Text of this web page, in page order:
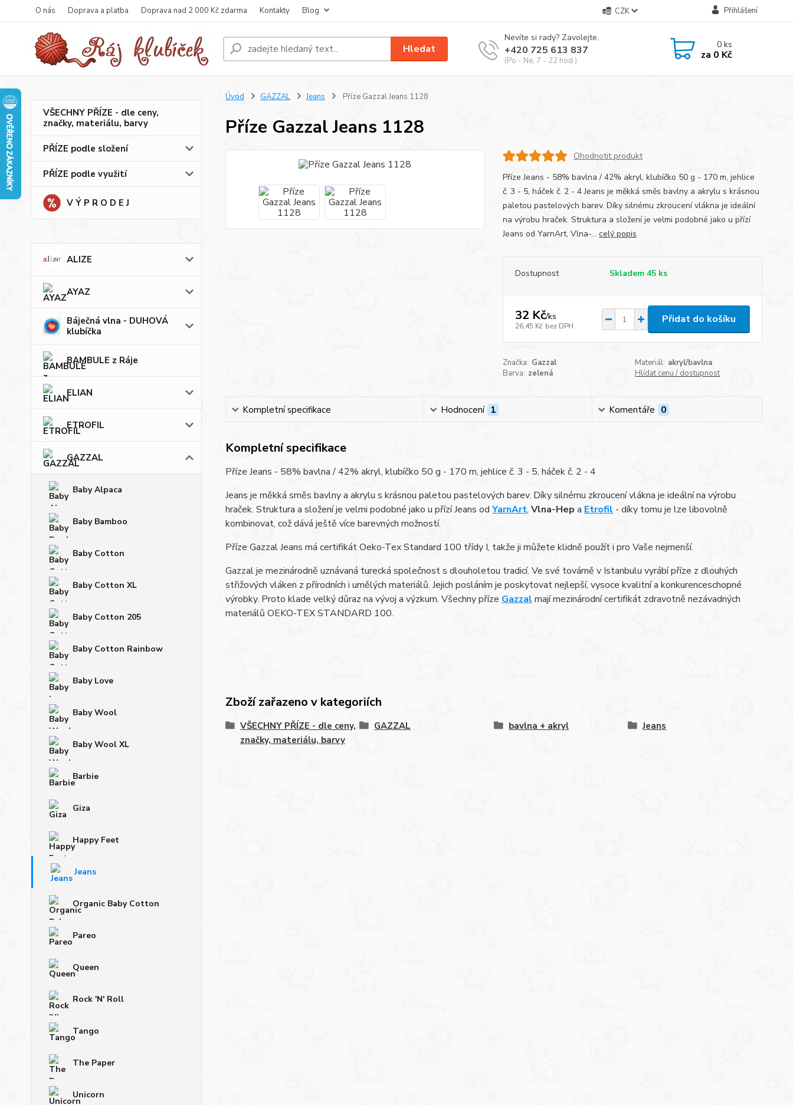
O nás Doprava a platba Doprava nad 2 000 Kč zdarma Kontakty Blog CZK Přihlášení
Hledat
Nevíte si rady? Zavolejte.
+420 725 613 837
(Po - Ne, 7 - 22 hod.)
0ks
za 0 Kč
VŠECHNY PŘÍZE - dle ceny,
značky, materiálu, barvy
PŘÍZE podle složení
PŘÍZE podle využití
V Ý P R O D E J
ALIZE
AYAZ
Báječná vlna - DUHOVÁ
klubíčka
BAMBULE z Ráje
ELIAN
ETROFIL
GAZZAL
Baby Alpaca
Baby Bamboo
Baby Cotton
Baby Cotton XL
Baby Cotton 205
Baby Cotton Rainbow
Baby Love
Baby Wool
Baby Wool XL
Barbie
Giza
Happy Feet
Jeans
Organic Baby Cotton
Pareo
Queen
Rock 'N' Roll
Tango
The Paper
Unicorn
Úvod GAZZAL Jeans Příze Gazzal Jeans 1128
Příze Gazzal Jeans 1128
Ohodnotit produkt
Příze Jeans - 58% bavlna / 42% akryl, klubíčko 50 g - 170 m, jehlice
č. 3 - 5, háček č. 2 - 4 Jeans je měkká směs bavlny a akrylu s krásnou
paletou pastelových barev. Díky silnému zkroucení vlákna je ideální
na výrobu hraček. Struktura a složení je velmi podobné jako u přízí
Jeans od YarnArt, Vlna-... celý popis
Dostupnost Skladem 45 ks
32 Kč/ks
26,45 Kč bez DPH
Přidat do košíku
Značka: Gazzal Materiál: akryl/bavlna
Barva: zelená Hlídat cenu / dostupnost
Kompletní specifikace Hodnocení 1 Komentáře 0
Kompletní specifikace
Příze Jeans - 58% bavlna / 42% akryl, klubíčko 50 g - 170 m, jehlice č. 3 - 5, háček č. 2 - 4
Jeans je měkká směs bavlny a akrylu s krásnou paletou pastelových barev. Díky silnému zkroucení vlákna je ideální na výrobu
hraček. Struktura a složení je velmi podobné jako u přízí Jeans od YarnArt, Vlna-Hep a Etrofil - díky tomu je lze libovolně
kombinovat, což dává ještě více barevných možností.
Příze Gazzal Jeans má certifikát Oeko-Tex Standard 100 třídy I, takže ji můžete klidně použít i pro Vaše nejmenší.
Gazzal je mezinárodně uznávaná turecká společnost s dlouholetou tradicí. Ve své továrně v Istanbulu vyrábí příze z dlouhých
střižových vláken z přírodních i umělých materiálů. Jejich posláním je poskytovat nejlepší, vysoce kvalitní a konkurenceschopné
výrobky. Proto klade velký důraz na vývoj a výzkum. Všechny příze Gazzal mají mezinárodní certifikát zdravotně nezávadných
materiálů OEKO-TEX STANDARD 100.
Zboží zařazeno v kategoriích
VŠECHNY PŘÍZE - dle ceny,
značky, materiálu, barvy
GAZZAL bavlna + akryl Jeans